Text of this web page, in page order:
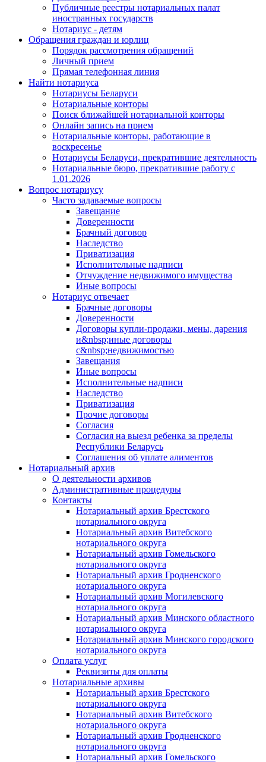
Публичные реестры нотариальных палат
иностранных государств
Нотариус - детям
Обращения граждан и юрлиц
Порядок рассмотрения обращений
Личный прием
Прямая телефонная линия
Найти нотариуса
Нотариусы Беларуси
Нотариальные конторы
Поиск ближайшей нотариальной конторы
Онлайн запись на прием
Нотариальные конторы, работающие в
воскресенье
Нотариусы Беларуси, прекратившие деятельность
Нотариальные бюро, прекратившие работу с
1.01.2026
Вопрос нотариусу
Часто задаваемые вопросы
Завещание
Доверенности
Брачный договор
Наследство
Приватизация
Исполнительные надписи
Отчуждение недвижимого имущества
Иные вопросы
Нотариус отвечает
Брачные договоры
Доверенности
Договоры купли-продажи, мены, дарения
и&nbsp;иные договоры
с&nbsp;недвижимостью
Завещания
Иные вопросы
Исполнительные надписи
Наследство
Приватизация
Прочие договоры
Согласия
Согласия на выезд ребенка за пределы
Республики Беларусь
Соглашения об уплате алиментов
Нотариальный архив
О деятельности архивов
Административные процедуры
Контакты
Нотариальный архив Брестского
нотариального округа
Нотариальный архив Витебского
нотариального округа
Нотариальный архив Гомельского
нотариального округа
Нотариальный архив Гродненского
нотариального округа
Нотариальный архив Могилевского
нотариального округа
Нотариальный архив Минского областного
нотариального округа
Нотариальный архив Минского городского
нотариального округа
Оплата услуг
Реквизиты для оплаты
Нотариальные архивы
Нотариальный архив Брестского
нотариального округа
Нотариальный архив Витебского
нотариального округа
Нотариальный архив Гродненского
нотариального округа
Нотариальный архив Гомельского